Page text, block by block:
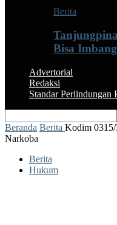
Berita
Bisa
Advertorial
Redaksi
Standar Perlindungan
Beranda Berita Kodim
Narkoba
Berita
Hukum